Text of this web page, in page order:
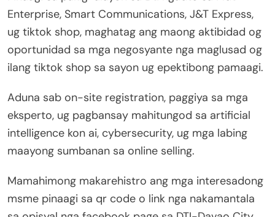
Enterprise, Smart Communications, J&T Express,
ug tiktok shop, maghatag ang maong aktibidad og
oportunidad sa mga negosyante nga maglusad og
ilang tiktok shop sa sayon ug epektibong pamaagi.
Aduna sab on-site registration, paggiya sa mga
eksperto, ug pagbansay mahitungod sa artificial
intelligence kon ai, cybersecurity, ug mga labing
maayong sumbanan sa online selling.
Mamahimong makarehistro ang mga interesadong
msme pinaagi sa qr code o link nga nakamantala